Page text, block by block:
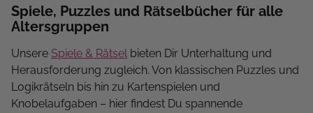
Spiele, Puzzles und Rätselbücher für alle
Altersgruppen
Unsere Spiele & Rätsel bieten Dir Unterhaltung und
Herausforderung zugleich. Von klassischen Puzzles und
Logikrätseln bis hin zu Kartenspielen und
Knobelaufgaben – hier findest Du spannende